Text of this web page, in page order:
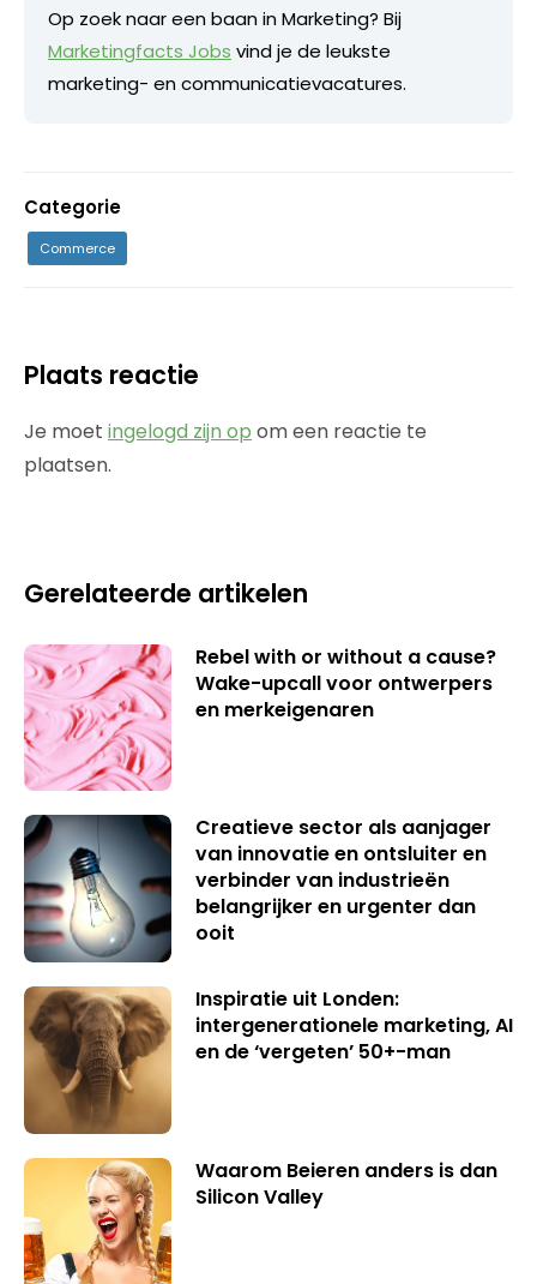
Op zoek naar een baan in Marketing? Bij
Marketingfacts Jobs vind je de leukste
marketing- en communicatievacatures.
Categorie
Commerce
Plaats reactie
Je moet ingelogd zijn op om een reactie te
plaatsen.
Gerelateerde artikelen
Rebel with or without a cause?
Wake-upcall voor ontwerpers
en merkeigenaren
Creatieve sector als aanjager
van innovatie en ontsluiter en
verbinder van industrieën
belangrijker en urgenter dan
ooit
Inspiratie uit Londen:
intergenerationele marketing, AI
en de ‘vergeten’ 50+-man
Waarom Beieren anders is dan
Silicon Valley